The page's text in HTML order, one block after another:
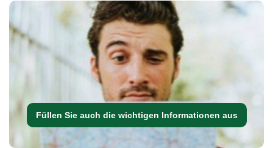
Füllen Sie auch die wichtigen Informationen aus